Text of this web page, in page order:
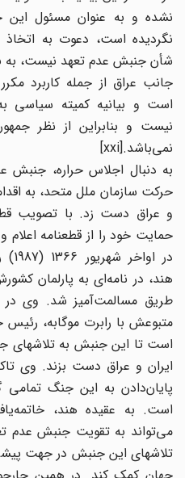
نشده و به عنوان مسئول این
نگردیده است، دعوت به اتخاذ
شأن جنبش عدم تعهد نیست، به
جانب عراق از جمله کاربرد
است و بیانیه کمیته سیاسی
نیست و بنابراین از نظر
نمی‌باشد.[xxi]
به دنبال اجلاس حراره، جنبش
حرکت سازمان ملل متحد، به
حمایت خود را از قطعنامه اعلام
در
هند، در نامه‌ای به پارلمان
طریق مسالمت‌آمیز شد. وی در
متبوعش با رابرت موگابه، رئیس
است تا این جنبش به تلاشهای
ایران و عراق دست بزند. وی
پایان‌دادن به این جنگ تمامی
است. به عقیده هند،
می‌تواند به تقویت جنبش عدم
تلاشهای این جنبش در جهت